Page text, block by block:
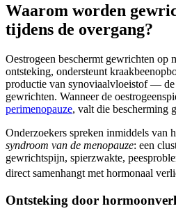
Waarom worden
tijdens de overgang?
Oestrogeen beschermt gewrichten op
ontsteking, ondersteunt
productie van synoviaalvloeistof —
gewrichten. Wanneer de
perimenopauze, valt die bescherming
Onderzoekers spreken inmiddels van
syndroom van de menopauze: een
gewrichtspijn, spierzwakte,
direct samenhangt met hormonaal
Ontsteking door